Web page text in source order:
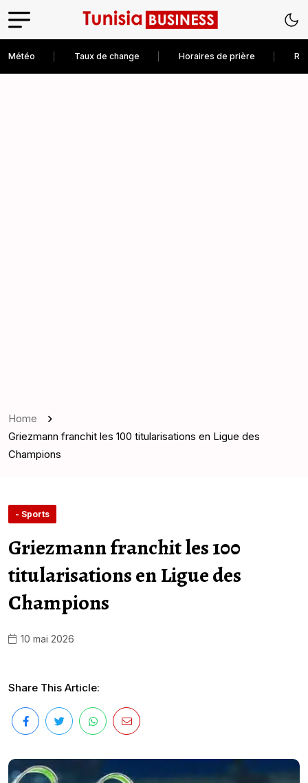
Météo Taux de change Horaires de prière
Home
Griezmann franchit les 100 titularisations en Ligue des
Champions
- Sports
Griezmann franchit les 100
titularisations en Ligue des
Champions
10 mai 2026
Share This Article: